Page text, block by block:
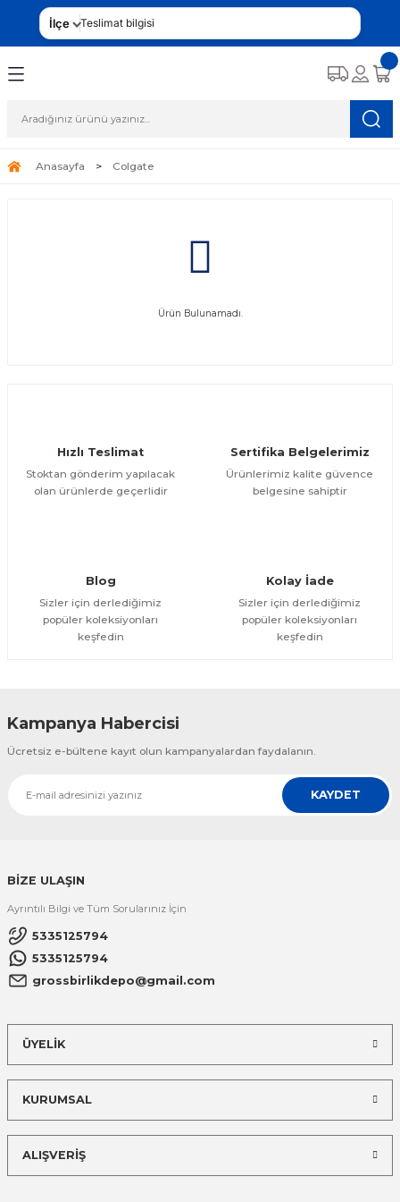
İlçe Teslimat bilgisi
Anasayfa Colgate
Ürün Bulunamadı.
Hızlı Teslimat
Stoktan gönderim yapılacak
olan ürünlerde geçerlidir
Sertifika Belgelerimiz
Ürünlerimiz kalite güvence
belgesine sahiptir
Blog
Sizler için derlediğimiz
popüler koleksiyonları
keşfedin
Kolay İade
Sizler için derlediğimiz
popüler koleksiyonları
keşfedin
Kampanya Habercisi
Ücretsiz e-bültene kayıt olun kampanyalardan faydalanın.
KAYDET
BİZE ULAŞIN
Ayrıntılı Bilgi ve Tüm Sorularınız İçin
5335125794
5335125794
grossbirlikdepo@gmail.com
ÜYELİK
KURUMSAL
ALIŞVERİŞ